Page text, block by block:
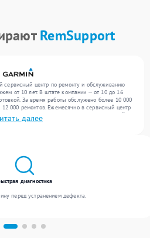
RemSupport
сервисный центр по ремонту и обслуживанию
от 10 лет. В штате компании — от 10 до 16
За время работы обслужено более 10 000
000 ремонтов. Ежемесячно в сервисный центр
включая , , . Мы устраняем поломки любой
уровень сервиса благодаря опыту команды.
далее
диагностика
перед устранением дефекта.